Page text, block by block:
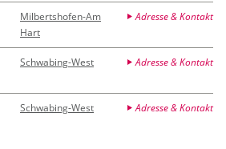
Milbertshofen-Am
Hart
Adresse & Kontakt
Schwabing-West Adresse & Kontakt
Schwabing-West Adresse & Kontakt